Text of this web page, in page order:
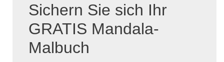
Sichern Sie sich Ihr
GRATIS Mandala-
Malbuch